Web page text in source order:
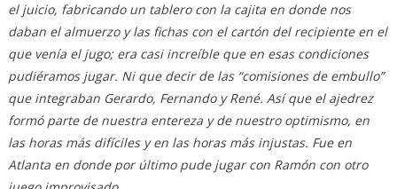
el juicio, fabricando un tablero con la cajita en donde nos
daban el almuerzo y las fichas con el cartón del recipiente en el
que venía el jugo; era casi increíble que en esas condiciones
pudiéramos jugar. Ni que decir de las “comisiones de embullo”
que integraban Gerardo, Fernando y René. Así que el ajedrez
formó parte de nuestra entereza y de nuestro optimismo, en
las horas más difíciles y en las horas más injustas. Fue en
Atlanta en donde por último pude jugar con Ramón con otro